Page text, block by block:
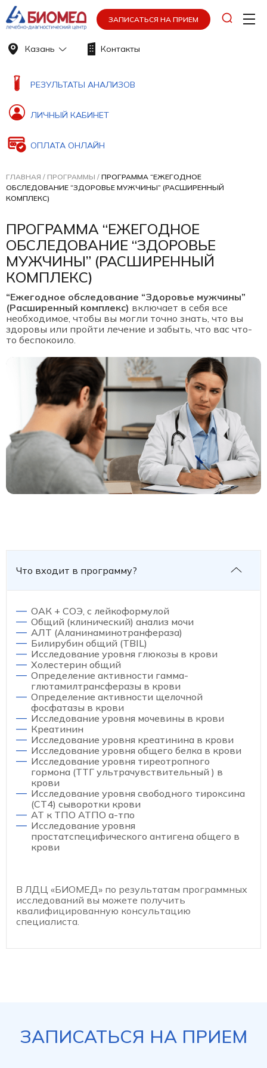
ЗАПИСАТЬСЯ НА ПРИЕМ
РЕЗУЛЬТАТЫ АНАЛИЗОВ
ЛИЧНЫЙ КАБИНЕТ
ОПЛАТА ОНЛАЙН
Казань Контакты
ГЛАВНАЯ / ПРОГРАММЫ / ПРОГРАММА “ЕЖЕГОДНОЕ
ОБСЛЕДОВАНИЕ “ЗДОРОВЬЕ МУЖЧИНЫ” (РАСШИРЕННЫЙ
КОМПЛЕКС)
ПРОГРАММА “ЕЖЕГОДНОЕ
ОБСЛЕДОВАНИЕ “ЗДОРОВЬЕ
МУЖЧИНЫ” (РАСШИРЕННЫЙ
КОМПЛЕКС)
“Ежегодное обследование “Здоровье мужчины”
(Расширенный комплекс) включает в себя все
необходимое, чтобы вы могли точно знать, что вы
здоровы или пройти лечение и забыть, что вас что-
то беспокоило.
Что входит в программу?
ОАК + СОЭ, с лейкоформулой
Общий (клинический) анализ мочи
АЛТ (Аланинаминотранфераза)
Билирубин общий (TBIL)
Исследование уровня глюкозы в крови
Холестерин общий
Определение активности гамма-
глютамилтрансферазы в крови
Определение активности щелочной
фосфатазы в крови
Исследование уровня мочевины в крови
Креатинин
Исследование уровня креатинина в крови
Исследование уровня общего белка в крови
Исследование уровня тиреотропного
гормона (ТТГ ультрачувствительный ) в
крови
Исследование уровня свободного тироксина
(СТ4) сыворотки крови
АТ к ТПО АТПО а-тпо
Исследование уровня
простатспецифического антигена общего в
крови
В ЛДЦ «БИОМЕД» по результатам программных
исследований вы можете получить
квалифицированную консультацию
специалиста.
ЗАПИСАТЬСЯ НА ПРИЕМ